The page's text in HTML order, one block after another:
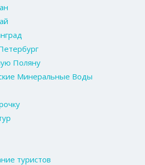
Поляну
Минеральные Воды
туристов